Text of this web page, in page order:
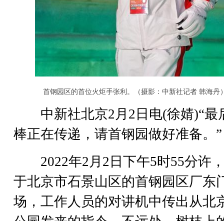
首钢园区的首位火炬手张利。（摄影：中新社记者 韩海丹
中新社北京2月2日电(徐婧)“最
棒正在传递，请首钢园做好准备。”
2022年2月2日下午5时55分许
于北京市石景山区的首钢园区厂东
场，工作人员的对讲机中传出从北